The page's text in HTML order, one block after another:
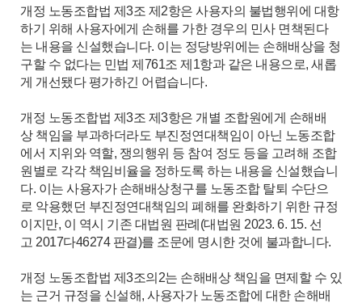
개정 노동조합법 제3조 제2항은 사용자의 불법행위에 대항
하기 위해 사용자에게 손해를 가한 경우의 민사 면책된다
는 내용을 신설했습니다. 이는 정당방위에는 손해배상을 청
구할 수 없다는 민법 제761조 제1항과 같은 내용으로, 새롭
게 개선됐다 평가하긴 어렵습니다.
개정 노동조합법 제3조 제3항은 개별 조합원에게 손해배
상 책임을 부과하더라도 부진정연대책임이 아닌 노동조합
에서 지위와 역할, 쟁의행위 등 참여 정도 등을 고려해 조합
원별로 각각 책임비율을 정하도록 하는 내용을 신설했습니
다. 이는 사용자가 손해배상청구를 노동조합 탈퇴 수단으
로 악용했던 부진정연대책임의 폐해를 완화하기 위한 규정
이지만, 이 역시 기존 대법원 판례(대법원 2023. 6. 15. 선
고 2017다46274 판결)를 조문에 명시한 것에 불과합니다.
개정 노동조합법 제3조의2는 손해배상 책임을 면제할 수 있
는 근거 규정을 신설해, 사용자가 노동조합에 대한 손해배